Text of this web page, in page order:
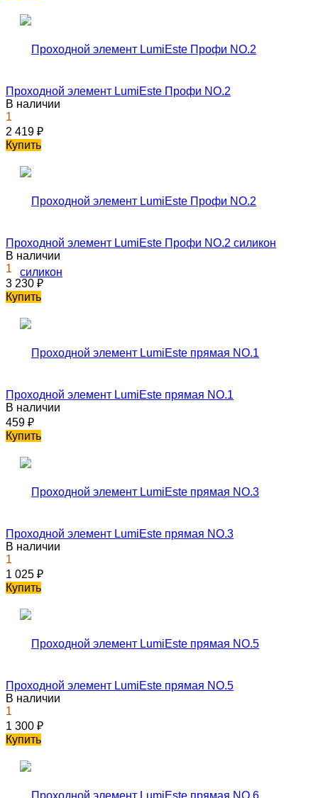
Проходной элемент LumiEste Профи NO.2
В наличии
1
2 419 ₽
Купить
Проходной элемент LumiEste Профи NO.2 силикон
В наличии
1
3 230 ₽
Купить
Проходной элемент LumiEste прямая NO.1
В наличии
459 ₽
Купить
Проходной элемент LumiEste прямая NO.3
В наличии
1
1 025 ₽
Купить
Проходной элемент LumiEste прямая NO.5
В наличии
1
1 300 ₽
Купить